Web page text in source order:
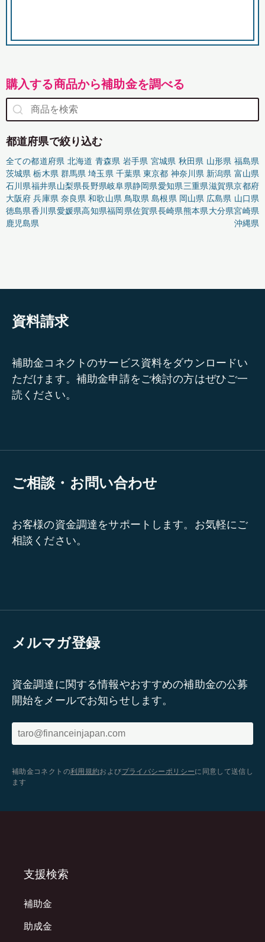
購入する商品から補助金を調べる
都道府県で絞り込む
全ての都道府県 北海道 青森県 岩手県 宮城県 秋田県 山形県 福島県
茨城県 栃木県 群馬県 埼玉県 千葉県 東京都 神奈川県 新潟県 富山県
石川県福井県山梨県長野県岐阜県静岡県愛知県三重県滋賀県京都府
大阪府 兵庫県 奈良県 和歌山県 鳥取県 島根県 岡山県 広島県 山口県
徳島県香川県愛媛県高知県福岡県佐賀県長崎県熊本県大分県宮崎県
鹿児島県
沖縄県
資料請求
補助金コネクトのサービス資料をダウンロードい
ただけます。補助金申請をご検討の方はぜひご一
読ください。
ご相談・お問い合わせ
お客様の資金調達をサポートします。お気軽にご
相談ください。
メルマガ登録
資金調達に関する情報やおすすめの補助金の公募
開始をメールでお知らせします。
補助金コネクトの利用規約およびプライバシーポリシーに同意して送信し
ます
支援検索
補助金
助成金